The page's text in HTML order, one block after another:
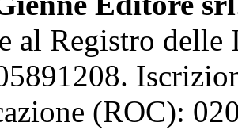
al Registro delle
(ROC):